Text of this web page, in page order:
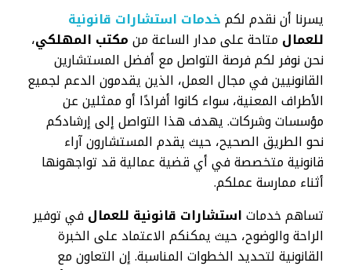
يسرنا أن نقدم لكمخدمات استشارات قانونية
للعمال متاحة على مدار الساعة منمكتب المهلكي،
نحن نوفر لكم فرصة التواصل مع أفضل المستشارين
القانونيين في مجال العمل، الذين يقدمون الدعم لجميع
الأطراف المعنية، سواء كانوا أفرادًا أو ممثلين عن
مؤسسات وشركات. يهدف هذا التواصل إلى إرشادكم
نحو الطريق الصحيح، حيث يقدم المستشارون آراء
قانونية متخصصة في أي قضية عمالية قد تواجهونها
أثناء ممارسة عملكم.
تساهم خدماتاستشارات قانونية للعمالفي توفير
الراحة والوضوح، حيث يمكنكم الاعتماد على الخبرة
القانونية لتحديد الخطوات المناسبة. إن التعاون مع